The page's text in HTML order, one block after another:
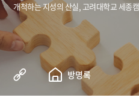
방명록